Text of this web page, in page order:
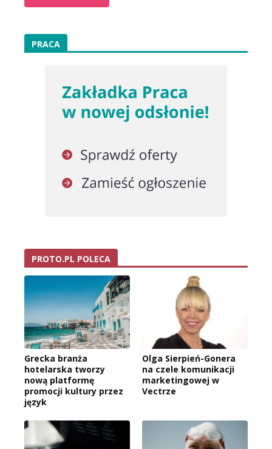
PRACA
PROTO.PL POLECA
Grecka branża
hotelarska tworzy
nową platformę
promocji kultury przez
język
Olga Sierpień-Gonera
na czele komunikacji
marketingowej w
Vectrze